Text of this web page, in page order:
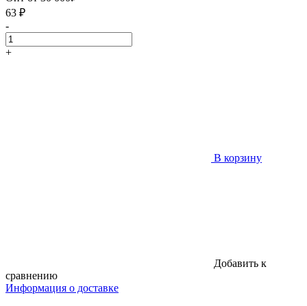
63 ₽
-
+
В корзину
Добавить к
сравнению
Информация о доставке